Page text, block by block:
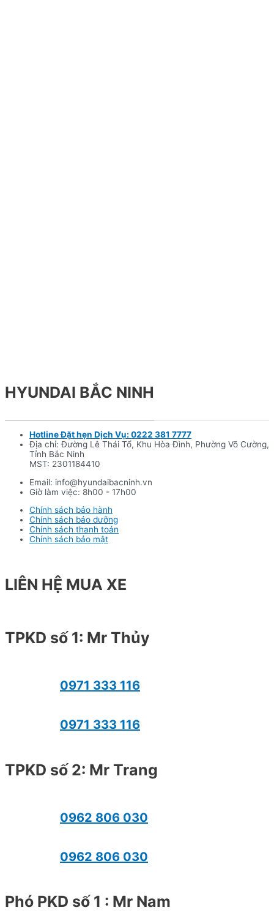
HYUNDAI BẮC NINH
Hotline Đặt hẹn Dịch Vụ: 0222 381 7777
Địa chỉ: Đường Lê Thái Tổ, Khu Hòa Đình, Phường Võ Cường,
Tỉnh Bắc Ninh
MST: 2301184410
Email: info@hyundaibacninh.vn
Giờ làm việc: 8h00 - 17h00
Chính sách bảo hành
Chính sách bảo dưỡng
Chính sách thanh toán
Chính sách bảo mật
LIÊN HỆ MUA XE
TPKD số 1: Mr Thủy
0971 333 116
0971 333 116
TPKD số 2: Mr Trang
0962 806 030
0962 806 030
Phó PKD số 1 : Mr Nam